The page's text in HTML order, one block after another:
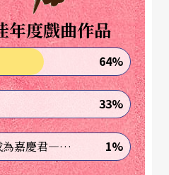
、策劃人和行政人員共同
作人才外流、各式媒體數
復常時間後延等各種本地
新舊兩任行政總監穩定過
藝術節較能穩掌船舵的定
年度戲曲作品
64%
33%
《轉生到異世界成為嘉慶君—發現我的祖先是詐騙集團!?》 1%